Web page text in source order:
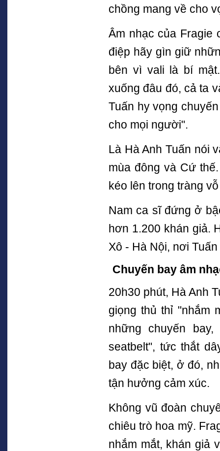
chồng mang về cho
Âm nhạc của Fragie
điệp hãy gìn giữ
bên vì vali là bí
xuống đâu đó, cả ta
Tuấn hy vọng
cho mọi người".
Là Hà Anh Tuấn nói
mùa đông và Cứ
kéo lên trong tràng
Nam ca sĩ đứng ở
hơn 1.200 khán giả.
Xô - Hà Nội, nơi
Chuyến bay âm
20h30 phút, Hà Anh
giọng thủ thỉ "nhắm
những chuyến
seatbelt", tức thắt
bay đặc biệt, ở đó,
tận hưởng cảm xúc.
Không vũ đoàn
chiêu trò hoa mỹ.
nhắm mắt, khán giả